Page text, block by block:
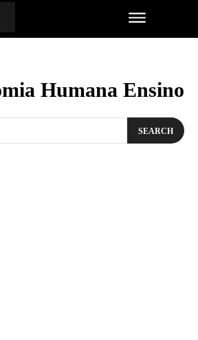
Humana Ensino
SEARCH